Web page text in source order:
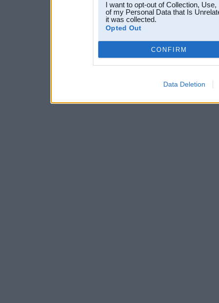
I want to opt-out of Collection,
of my Personal Data that Is
it was collected.
Opted Out
CONFIRM
Data Deletion